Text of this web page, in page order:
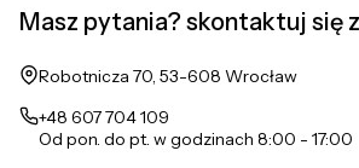
Masz pytania? skontaktuj się
Adres:
Robotnicza 70, 53-608 Wrocław
+48 607 704 109
Od pon. do pt. w godzinach 8:00 - 17:00